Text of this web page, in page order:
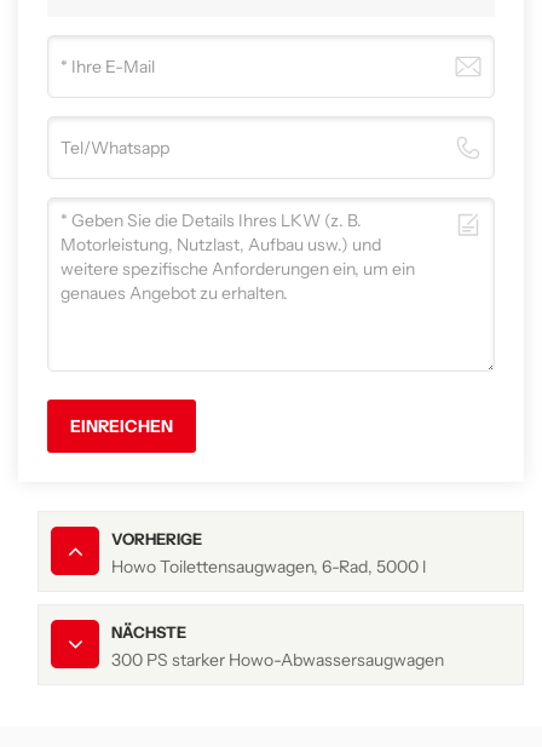
EINREICHEN
VORHERIGE
Howo Toilettensaugwagen, 6-Rad, 5000 l
NÄCHSTE
300 PS starker Howo-Abwassersaugwagen